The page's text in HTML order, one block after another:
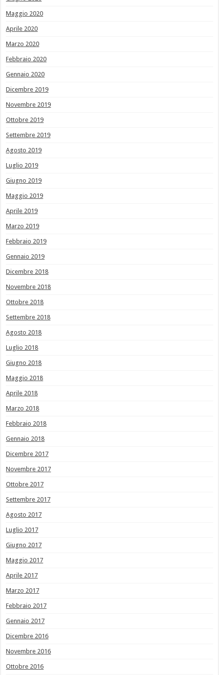
Maggio 2020
Aprile 2020
Marzo 2020
Febbraio 2020
Gennaio 2020
Dicembre 2019
Novembre 2019
Ottobre 2019
Settembre 2019
Agosto 2019
Luglio 2019
Giugno 2019
Maggio 2019
Aprile 2019
Marzo 2019
Febbraio 2019
Gennaio 2019
Dicembre 2018
Novembre 2018
Ottobre 2018
Settembre 2018
Agosto 2018
Luglio 2018
Giugno 2018
Maggio 2018
Aprile 2018
Marzo 2018
Febbraio 2018
Gennaio 2018
Dicembre 2017
Novembre 2017
Ottobre 2017
Settembre 2017
Agosto 2017
Luglio 2017
Giugno 2017
Maggio 2017
Aprile 2017
Marzo 2017
Febbraio 2017
Gennaio 2017
Dicembre 2016
Novembre 2016
Ottobre 2016